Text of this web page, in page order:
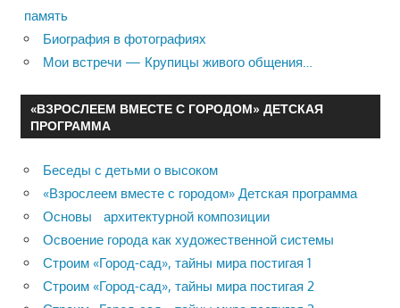
память
Биография в фотографиях
Мои встречи — Крупицы живого общения…
«ВЗРОСЛЕЕМ ВМЕСТЕ С ГОРОДОМ» ДЕТСКАЯ
ПРОГРАММА
Беседы с детьми о высоком
«Взрослеем вместе с городом» Детская программа
Основы архитектурной композиции
Освоение города как художественной системы
Строим «Город-сад», тайны мира постигая 1
Строим «Город-сад», тайны мира постигая 2